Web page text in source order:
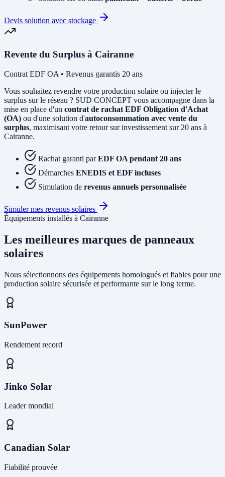
Devis solution avec stockage
Revente du Surplus à Cairanne
Contrat EDF OA • Revenus garantis 20 ans
Vous souhaitez revendre votre production solaire ou injecter le
surplus sur le réseau ? SUD CONCEPT vous accompagne dans la
mise en place d'un contrat de rachat EDF Obligation d'Achat
(OA) ou d'une solution d'autoconsommation avec vente du
surplus, maximisant votre retour sur investissement sur 20 ans à
Cairanne.
Rachat garanti parEDF OA pendant 20 ans
Démarches ENEDIS et EDF incluses
Simulation de revenus annuels personnalisée
Simuler mes revenus solaires
Équipements installés à Cairanne
Les meilleures marques de panneaux
solaires
Nous sélectionnons des équipements homologués et fiables pour une
production solaire sécurisée et performante sur le long terme.
SunPower
Rendement record
Jinko Solar
Leader mondial
Canadian Solar
Fiabilité prouvée